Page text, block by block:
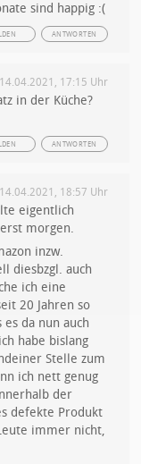
sind happig :(
ANTWORTEN
14.04.2021, 17:15 Uhr
in der Küche?
ANTWORTEN
14.04.2021, 18:57 Uhr
eigentlich
morgen.
inzw.
diesbzgl. auch
ich eine
20 Jahren so
da nun auch
habe bislang
Stelle zum
ich nett genug
der
defekte Produkt
immer nicht,